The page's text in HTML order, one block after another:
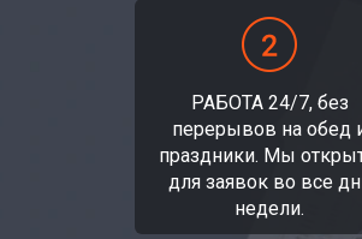
РАБОТА 24/7, без
перерывов на обед
праздники. Мы
для заявок во все
недели.